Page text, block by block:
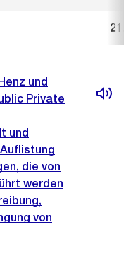
21.
und
Private
und
die von
werden
von